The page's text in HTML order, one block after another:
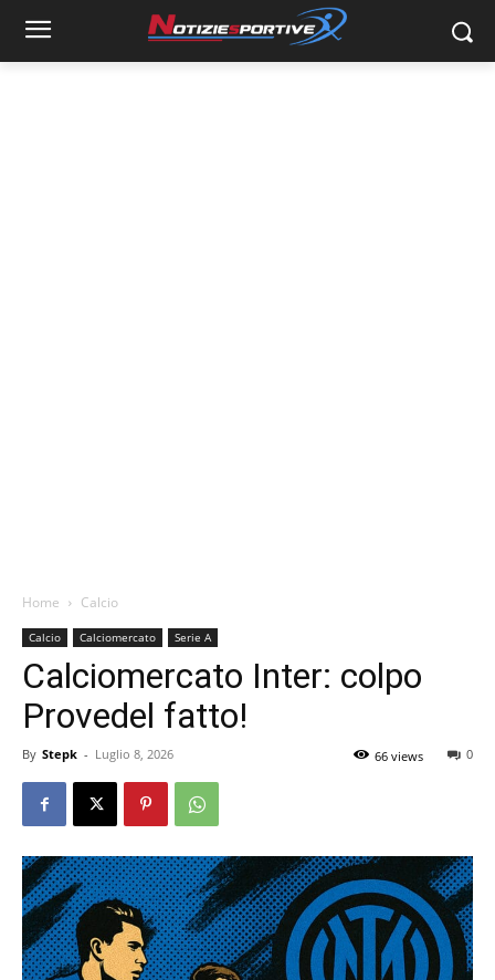
Home Calcio
Calcio Calciomercato Serie A
Calciomercato Inter: colpo
Provedel fatto!
By Stepk - Luglio 8, 2026 0
66 views